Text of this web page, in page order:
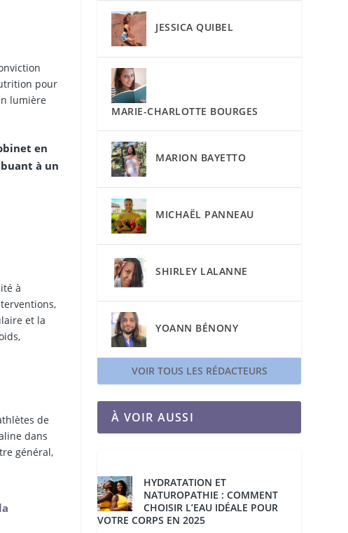
pour
lumière
en
à un
à
et la
de
dans
général,
JESSICA QUIBEL
MARIE-CHARLOTTE BOURGES
MARION BAYETTO
MICHAËL PANNEAU
SHIRLEY LALANNE
YOANN BÉNONY
VOIR TOUS LES RÉDACTEURS
À VOIR AUSSI
HYDRATATION ET
NATUROPATHIE : COMMENT
CHOISIR L’EAU IDÉALE POUR
VOTRE CORPS EN 2025